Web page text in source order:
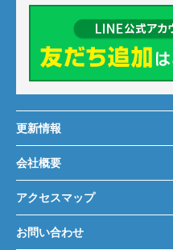
更新情報
会社概要
アクセスマップ
お問い合わせ